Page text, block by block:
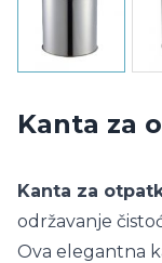
Kanta za
Kanta za
održavanje
Ova elegantna